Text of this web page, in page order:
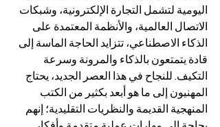
اليومية لتشمل التجارة الإلكترونية، وشبكات
الاتصال العالمية، والأنظمة المعتمدة على
الذكاء الاصطناعي، تتزايد الحاجة الماسة إلى
قادة يتمتعون بالذكاء والمرونة وسرعة
التكيف. للنجاح في هذا العصر الجديد، يحتاج
المهنيون إلى ما هو أبعد بكثير من الكتب
المنهجية القديمة والنظريات التقليدية؛ إنهم